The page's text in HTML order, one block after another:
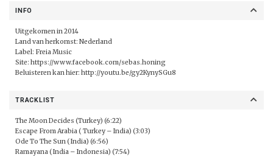
INFO
Uitgekomen in 2014
Land van herkomst: Nederland
Label: Freia Music
Site: https://www.facebook.com/sebas.honing
Beluisteren kan hier: http://youtu.be/gy2KynySGu8
TRACKLIST
The Moon Decides (Turkey) (6:22)
Escape From Arabia ( Turkey – India) (3:03)
Ode To The Sun (India) (6:56)
Ramayana (India – Indonesia) (7:54)